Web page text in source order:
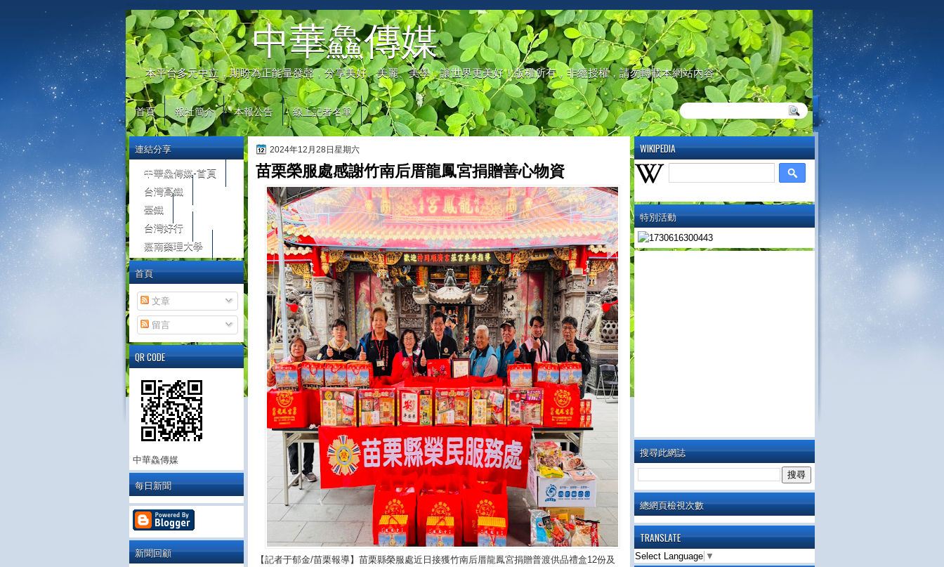
中華鱻傳媒
本平台多元中立，期盼為正能量發聲，分享美好、美麗、美學，讓世界更美好！版權所有，非經授權，請勿轉載本網站內容
首頁 報社簡介 本報公告 線上記者名單
WIKIPEDIA
特別活動
搜尋此網誌
總網頁檢視次數
TRANSLATE
Select Language ▼
2024年12月28日星期六
苗栗榮服處感謝竹南后厝龍鳳宮捐贈善心物資
【記者于郁金/苗栗報導】苗栗縣榮服處近日接獲竹南后厝龍鳳宮捐贈普渡供品禮盒12份及
連結分享
中華鱻傳媒-首頁
台灣高鐵
臺鐵
台灣好行
嘉南藥理大學
首頁
文章
留言
QR CODE
中華鱻傳媒
每日新聞
新聞回顧